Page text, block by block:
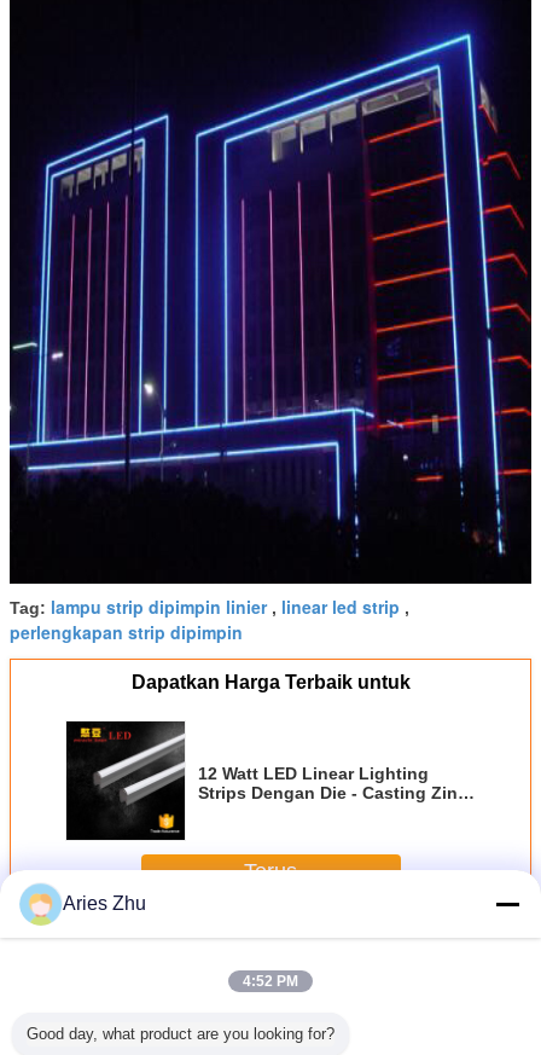
Tag: lampu strip dipimpin linier, linear led strip ,
perlengkapan strip dipimpin
Dapatkan Harga Terbaik untuk
12 Watt LED Linear Lighting
Strips Dengan Die - Casting Zinc
Terus
LebihLED Linear Lighting Strips
Aries Zhu
4:52 PM
Good day, what product are you looking for?